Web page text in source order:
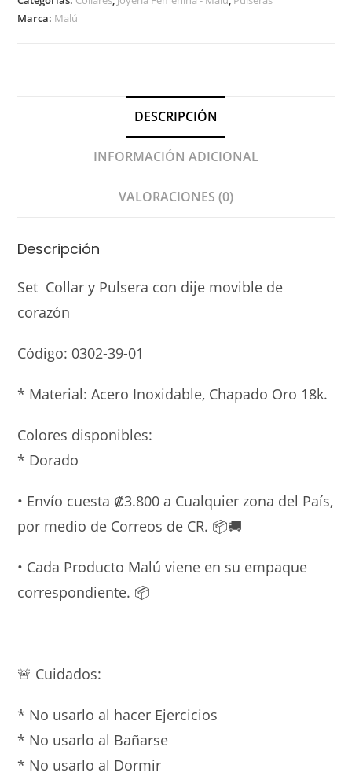
Marca: Malú
DESCRIPCIÓN
INFORMACIÓN ADICIONAL
VALORACIONES (0)
Descripción
Set Collar y Pulsera con dije movible de
corazón
Código: 0302-39-01
* Material: Acero Inoxidable, Chapado Oro 18k.
Colores disponibles:
* Dorado
• Envío cuesta ₡3.800 a Cualquier zona del País,
por medio de Correos de CR. 📦🚚
• Cada Producto Malú viene en su empaque
correspondiente. 📦
🚨 Cuidados:
* No usarlo al hacer Ejercicios
* ⁠No usarlo al Bañarse
* ⁠No usarlo al Dormir